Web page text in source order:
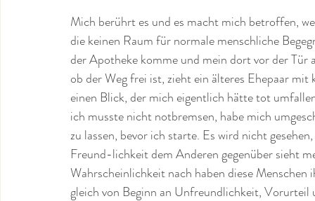
Mich berührt es und es macht mich betroffen,
die keinen Raum für normale menschliche
der Apotheke komme und mein dort vor der
ob der Weg frei ist, zieht ein älteres Ehepaar
einen Blick, der mich eigentlich hätte tot
ich musste nicht notbremsen, habe mich
zu lassen, bevor ich starte. Es wird nicht gesehen,
Freund-lichkeit dem Anderen gegenüber sieht
Wahrscheinlichkeit nach haben diese
gleich von Beginn an Unfreundlichkeit, Vorurteil